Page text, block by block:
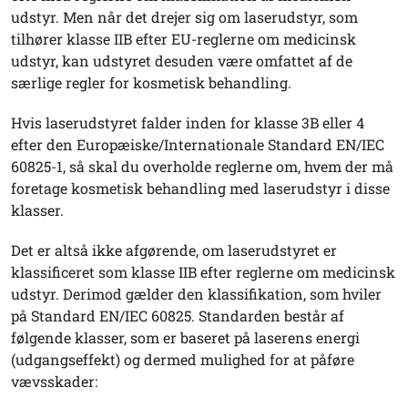
udstyr. Men når det drejer sig om laserudstyr, som
tilhører klasse IIB efter EU-reglerne om medicinsk
udstyr, kan udstyret desuden være omfattet af de
særlige regler for kosmetisk behandling.
Hvis laserudstyret falder inden for klasse 3B eller 4
efter den Europæiske/Internationale Standard EN/IEC
60825-1, så skal du overholde reglerne om, hvem der må
foretage kosmetisk behandling med laserudstyr i disse
klasser.
Det er altså ikke afgørende, om laserudstyret er
klassificeret som klasse IIB efter reglerne om medicinsk
udstyr. Derimod gælder den klassifikation, som hviler
på Standard EN/IEC 60825. Standarden består af
følgende klasser, som er baseret på laserens energi
(udgangseffekt) og dermed mulighed for at påføre
vævsskader: